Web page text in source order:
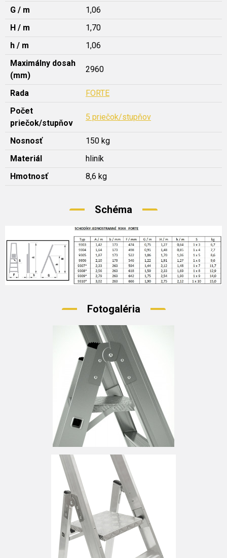
G / m
1,06
H / m
1,70
h / m
1,06
Maximálny dosah
(mm)
2960
Rada
FORTE
Počet
priečok/stupňov
5 priečok/stupňov
Nosnosť
150 kg
Materiál
hliník
Hmotnosť
8,6 kg
Schéma
Fotogaléria